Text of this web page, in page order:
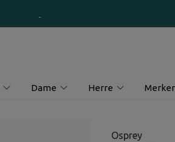
Dame Herre Merker
Osprey